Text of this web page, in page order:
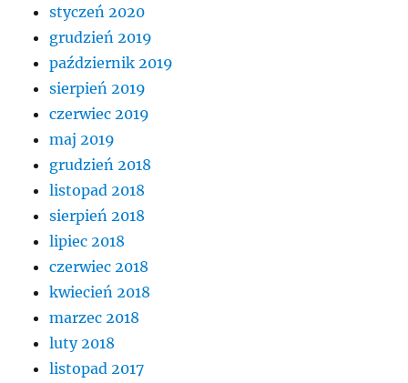
styczeń 2020
grudzień 2019
październik 2019
sierpień 2019
czerwiec 2019
maj 2019
grudzień 2018
listopad 2018
sierpień 2018
lipiec 2018
czerwiec 2018
kwiecień 2018
marzec 2018
luty 2018
listopad 2017